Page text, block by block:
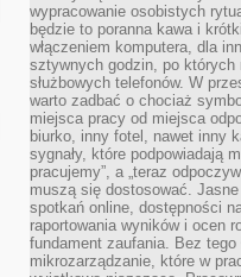
wypracowanie osobistych
będzie to poranna kawa i
włączeniem komputera, dla
sztywnych godzin, po których
służbowych telefonów. W
warto zadbać o chociaż
miejsca pracy od miejsca
biurko, inny fotel, nawet inny
sygnały, które podpowiadają
pracujemy”, a „teraz
muszą się dostosować.
spotkań online, dostępności
raportowania wyników i ocen
fundament zaufania. Bez tego
mikrozarządzanie, które w